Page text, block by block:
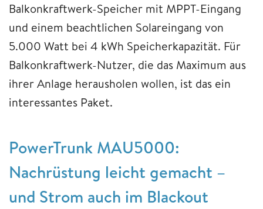
Balkonkraftwerk-Speicher mit MPPT-Eingang
und einem beachtlichen Solareingang von
5.000 Watt bei 4 kWh Speicherkapazität. Für
Balkonkraftwerk-Nutzer, die das Maximum aus
ihrer Anlage herausholen wollen, ist das ein
interessantes Paket.
PowerTrunk MAU5000:
Nachrüstung leicht gemacht –
und Strom auch im Blackout